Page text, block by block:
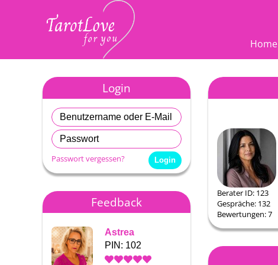
Home
Login
Passwort vergessen?
Feedback
Astrea
PIN: 102
Astrea
PIN: 102
Berater ID: 123
Gespräche: 132
Bewertungen: 7